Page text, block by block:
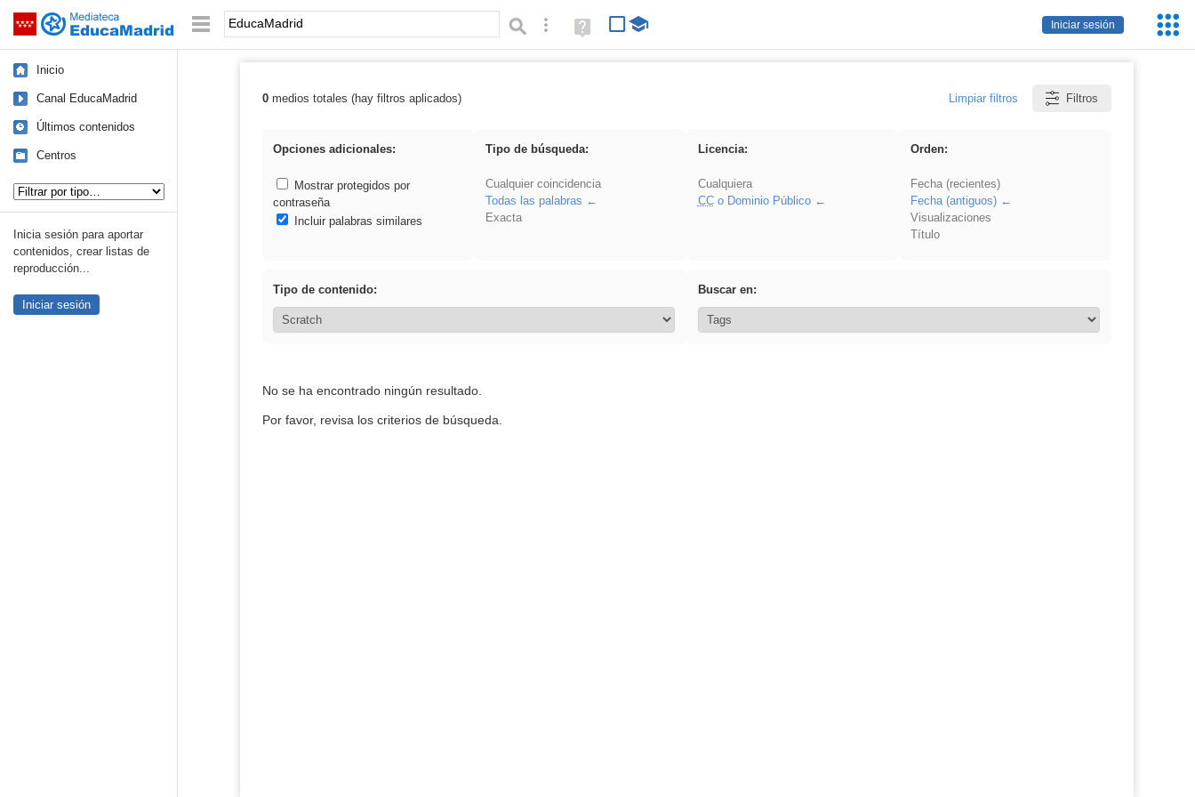
Saltar navegación
Iniciar sesión
Palabra o frase: Búsqueda avanzada
Ayuda
(en
Inicio
Canal EducaMadrid
Últimos contenidos
Centros
Inicia sesión para aportar
contenidos, crear listas de
reproducción...
Iniciar sesión
Resultados de: EducaMadrid
0medios totales (hay filtros aplicados) Limpiar filtros Filtros
Opciones adicionales:
Mostrar protegidos por
contraseña
Incluir palabras similares
Tipo de búsqueda:
Cualquier coincidencia
Todas las palabras
Exacta
Licencia:
Cualquiera
CCo Dominio Público
Orden:
Fecha (recientes)
Fecha (antiguos)
Visualizaciones
Título
Tipo de contenido: Buscar en:
No se ha encontrado ningún resultado.
Por favor, revisa los criterios de búsqueda.